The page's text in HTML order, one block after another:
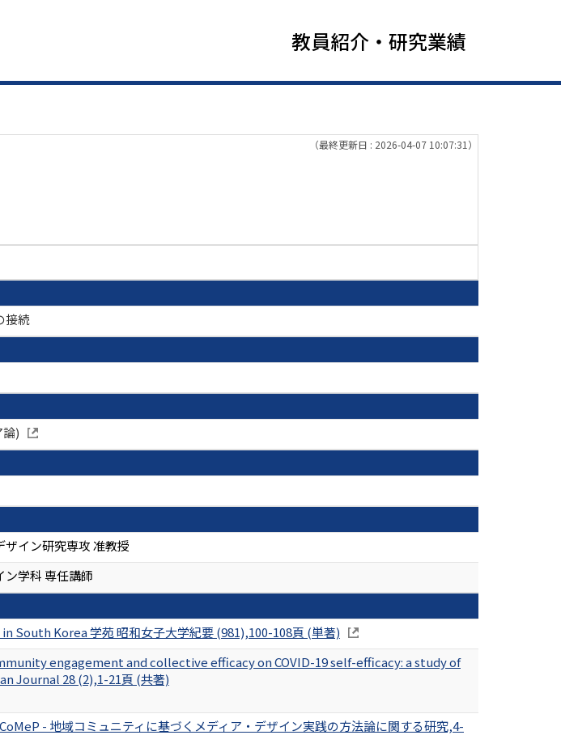
教員紹介・研究業績
（最終更新日 : 2026-04-07 10:07:31）
接続
)
イン研究専攻 准教授
ン学科 専任講師
Korea 学苑 昭和女子大学紀要 (981),100-108頁 (単著)
engagement and collective efficacy on COVID-19 self-efficacy: a study of
Journal 28 (2),1-21頁 (共著)
- 地域コミュニティに基づくメディア・デザイン実践の方法論に関する研究,4-